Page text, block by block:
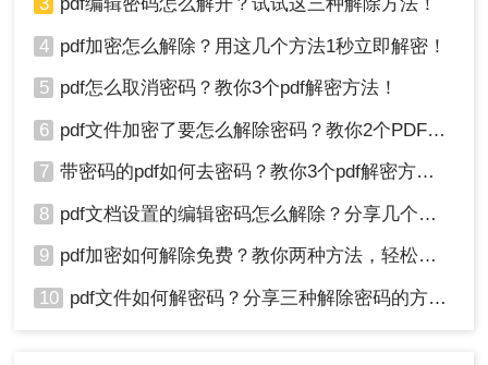
4 pdf加密怎么解除？用这几个方法1秒立即解密！
5 pdf怎么取消密码？教你3个pdf解密方法！
6 pdf文件加密了要怎么解除密码？教你2个PDF解密方法
7 带密码的pdf如何去密码？教你3个pdf解密方法！
8 pdf文档设置的编辑密码怎么解除？分享几个解密方法！
9 pdf加密如何解除免费？教你两种方法，轻松解锁pdf文件！
10 pdf文件如何解密码？分享三种解除密码的方法！